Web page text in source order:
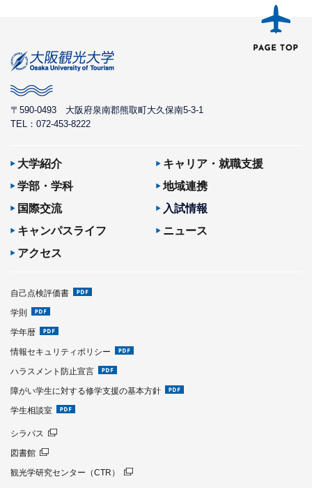
〒590-0493 大阪府泉南郡熊取町大久保南5-3-1
TEL：072-453-8222
大学紹介
キャリア・就職支援
学部・学科
地域連携
国際交流
入試情報
キャンパスライフ
ニュース
アクセス
自己点検評価書
学則
学年暦
情報セキュリティポリシー
ハラスメント防止宣言
障がい学生に対する修学支援の基本方針
学生相談室
シラバス
図書館
観光学研究センター（CTR）